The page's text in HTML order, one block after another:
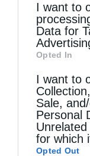
disclose it to
I want to
Data for
Opted In
I want to
Sale,
Personal
for which
Opted Out
Προσκυνηματικός
τοπικών
kivotos 14
Της Λίτσας
εάν είναι